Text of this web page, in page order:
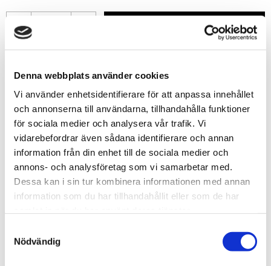
Denna webbplats använder cookies
Vi använder enhetsidentifierare för att anpassa innehållet
och annonserna till användarna, tillhandahålla funktioner
för sociala medier och analysera vår trafik. Vi
vidarebefordrar även sådana identifierare och annan
information från din enhet till de sociala medier och
annons- och analysföretag som vi samarbetar med.
Dessa kan i sin tur kombinera informationen med annan
information som du har tillhandahållit eller som de har
Nödvändig
-
Lagerstatus
10 st i lager
Leveranstid
skickas från oss inom 0-1 vardagar
Allmänt
Airbrush Clip Board